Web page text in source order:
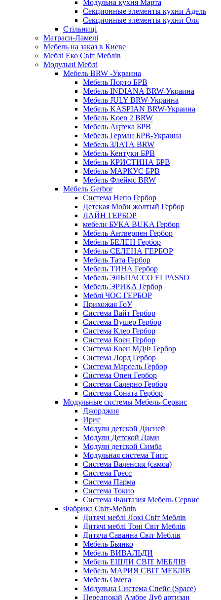
Модульна кухня Марта
Секционные элементы кухни Адель
Секционные элементы кухни Оля
Стільниці
Матраси-Ламелі
Мебель на заказ в Киеве
Меблі Еко Світ Меблів
Модульні Меблі
Мебель BRW -Украина
Мебель Порто БРВ
Мебель INDIANA BRW-Украина
Мебель JULY BRW-Украина
Мебель KASPIAN BRW-Украина
Мебель Koen 2 BRW
Мебель Ацтека БРВ
Мебель Герман БРВ-Украина
Мебель ЗЛАТА BRW
Мебель Кентуки БРВ
Мебель КРИСТИНА БРВ
Мебель МАРКУС БРВ
Мебель Флеймс BRW
Мебель Gerbor
Cистема Непо Гербор
Детская Моби жолтый Гербор
ЛАЙН ГЕРБОР
мебели БУКА BUKA Гербор
Мебель Антверпен Гербор
Мебель БЕЛЕН Гербор
Мебель СЕЛЕНА ГЕРБОР
Мебель Тата Гербор
Мебель ТИНА Гербор
Мебель ЭЛЬПАССО ELPASSO
Мебель ЭРИКА Гербор
Меблі ЧОС ГЕРБОР
Прихожая ГоУ
Система Вайт Гербор
Система Вушер Гербор
Система Клео Гербор
Система Коен Гербор
Система Коен МДФ Гербор
Система Лорд Гербор
Система Марсель Гербор
Система Опен Гербор
Система Салерно Гербор
Система Соната Гербор
Модульные системы Мебель-Сервис
Джорджия
Ирис
Модули детской Дисней
Модули Детской Лами
Модули детской Симба
Модульная система Типс
Система Валенсия (самоа)
Система Гресс
Система Парма
Система Токио
Система Фантазия Мебель Сервис
Фабрика Світ-Меблів
Дитячі меблі Локі Світ Меблів
Дитячі меблі Тоні Світ Меблів
Дитяча Саванна Світ Меблів
Мебель Бьянко
Мебель ВИВАЛЬДИ
Мебель ЕШЛИ СВІТ МЕБЛІВ
Мебель МАРИЯ СВІТ МЕБЛІВ
Мебель Омега
Модульна Cистема Спейс (Space)
Передпокій Амбре Дуб артизан